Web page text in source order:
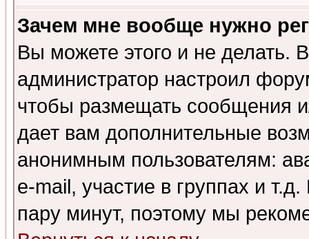
Зачем мне вообще нужно
Вы можете этого и не делать.
администратор настроил
чтобы размещать сообщения
дает вам дополнительные
анонимным пользователям:
e-mail, участие в группах и
пару минут, поэтому мы